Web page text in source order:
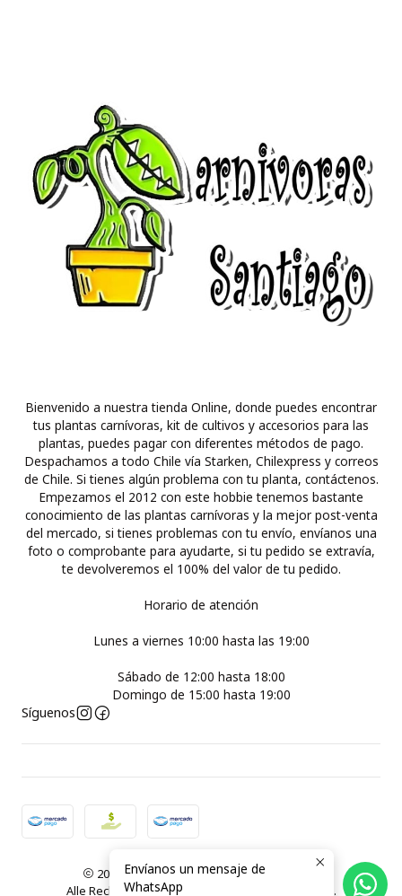
Bienvenido a nuestra tienda Online, donde puedes encontrar
tus plantas carnívoras, kit de cultivos y accesorios para las
plantas, puedes pagar con diferentes métodos de pago.
Despachamos a todo Chile vía Starken, Chilexpress y correos
de Chile. Si tienes algún problema con tu planta, contáctenos.
Empezamos el 2012 con este hobbie tenemos bastante
conocimiento de las plantas carnívoras y la mejor post-venta
del mercado, si tienes problemas con tu envío, envíanos una
foto o comprobante para ayudarte, si tu pedido se extravía,
te devolveremos el 100% del valor de tu pedido.
Horario de atención
Lunes a viernes 10:00 hasta las 19:00
Sábado de 12:00 hasta 18:00
Domingo de 15:00 hasta 19:00
Síguenos
2026 Plantas Carnívoras Santiago ( Chile ).
Alle Rechte vorbehalten.
.
Envíanos un mensaje de
WhatsApp